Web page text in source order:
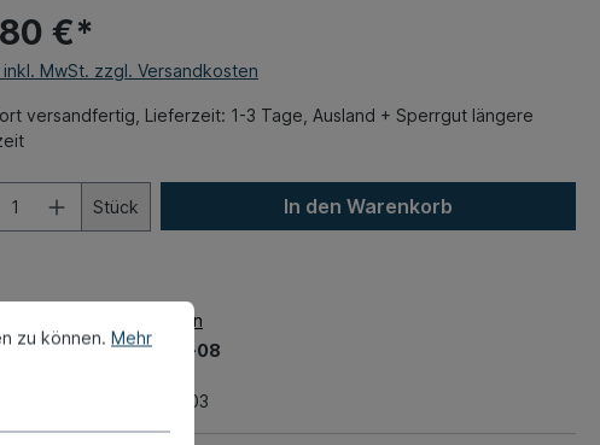
€*
inkl. MwSt. zzgl. Versandkosten
versandfertig, Lieferzeit: 1-3 Tage, Ausland + Sperrgut längere
Stück In den Warenkorb
Merkzettel hinzufügen
580-0036-08
911886-03
zu können. Mehr